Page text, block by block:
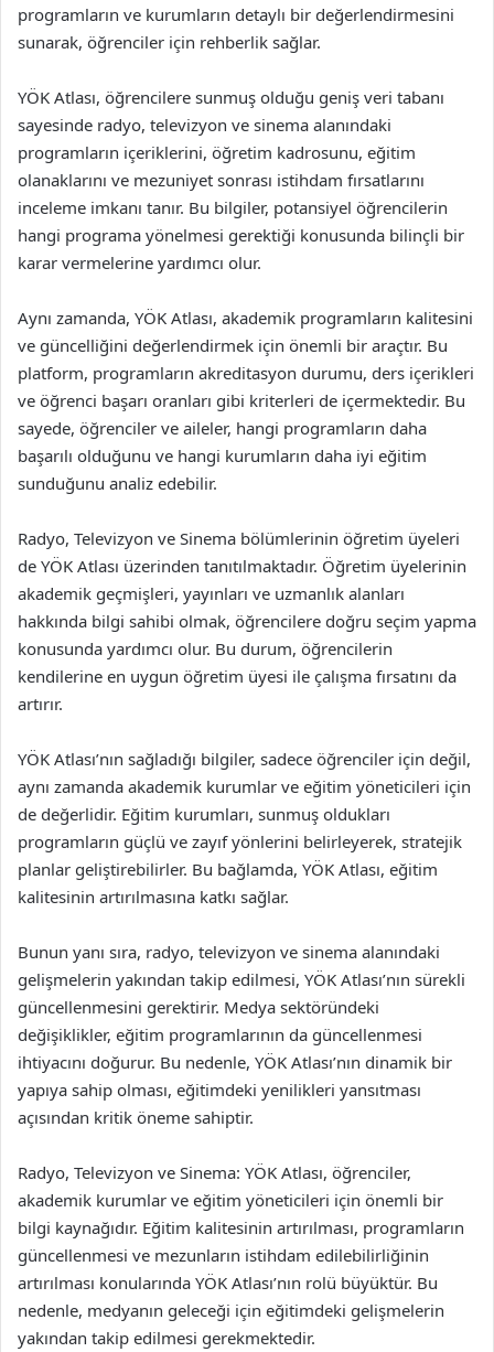
programların ve kurumların detaylı bir değerlendirmesini
sunarak, öğrenciler için rehberlik sağlar.
YÖK Atlası, öğrencilere sunmuş olduğu geniş veri tabanı
sayesinde radyo, televizyon ve sinema alanındaki
programların içeriklerini, öğretim kadrosunu, eğitim
olanaklarını ve mezuniyet sonrası istihdam fırsatlarını
inceleme imkanı tanır. Bu bilgiler, potansiyel öğrencilerin
hangi programa yönelmesi gerektiği konusunda bilinçli bir
karar vermelerine yardımcı olur.
Aynı zamanda, YÖK Atlası, akademik programların kalitesini
ve güncelliğini değerlendirmek için önemli bir araçtır. Bu
platform, programların akreditasyon durumu, ders içerikleri
ve öğrenci başarı oranları gibi kriterleri de içermektedir. Bu
sayede, öğrenciler ve aileler, hangi programların daha
başarılı olduğunu ve hangi kurumların daha iyi eğitim
sunduğunu analiz edebilir.
Radyo, Televizyon ve Sinema bölümlerinin öğretim üyeleri
de YÖK Atlası üzerinden tanıtılmaktadır. Öğretim üyelerinin
akademik geçmişleri, yayınları ve uzmanlık alanları
hakkında bilgi sahibi olmak, öğrencilere doğru seçim yapma
konusunda yardımcı olur. Bu durum, öğrencilerin
kendilerine en uygun öğretim üyesi ile çalışma fırsatını da
artırır.
YÖK Atlası’nın sağladığı bilgiler, sadece öğrenciler için değil,
aynı zamanda akademik kurumlar ve eğitim yöneticileri için
de değerlidir. Eğitim kurumları, sunmuş oldukları
programların güçlü ve zayıf yönlerini belirleyerek, stratejik
planlar geliştirebilirler. Bu bağlamda, YÖK Atlası, eğitim
kalitesinin artırılmasına katkı sağlar.
Bunun yanı sıra, radyo, televizyon ve sinema alanındaki
gelişmelerin yakından takip edilmesi, YÖK Atlası’nın sürekli
güncellenmesini gerektirir. Medya sektöründeki
değişiklikler, eğitim programlarının da güncellenmesi
ihtiyacını doğurur. Bu nedenle, YÖK Atlası’nın dinamik bir
yapıya sahip olması, eğitimdeki yenilikleri yansıtması
açısından kritik öneme sahiptir.
Radyo, Televizyon ve Sinema: YÖK Atlası, öğrenciler,
akademik kurumlar ve eğitim yöneticileri için önemli bir
bilgi kaynağıdır. Eğitim kalitesinin artırılması, programların
güncellenmesi ve mezunların istihdam edilebilirliğinin
artırılması konularında YÖK Atlası’nın rolü büyüktür. Bu
nedenle, medyanın geleceği için eğitimdeki gelişmelerin
yakından takip edilmesi gerekmektedir.